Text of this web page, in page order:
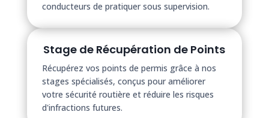
conducteurs de pratiquer sous supervision.
Stage de Récupération de Points
Récupérez vos points de permis grâce à nos
stages spécialisés, conçus pour améliorer
votre sécurité routière et réduire les risques
d'infractions futures.